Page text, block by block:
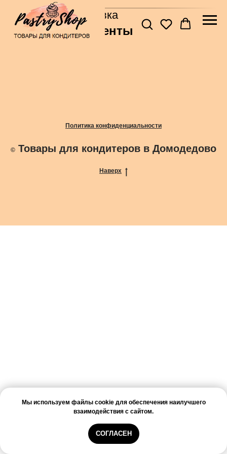
Мы используем файлы cookie для обеспечения наилучшего
взаимодействия с сайтом.
СОГЛАСЕН
Главная → Упаковка
Ленты
Политика конфиденциальности
© Товары для кондитеров в Домодедово
Наверх